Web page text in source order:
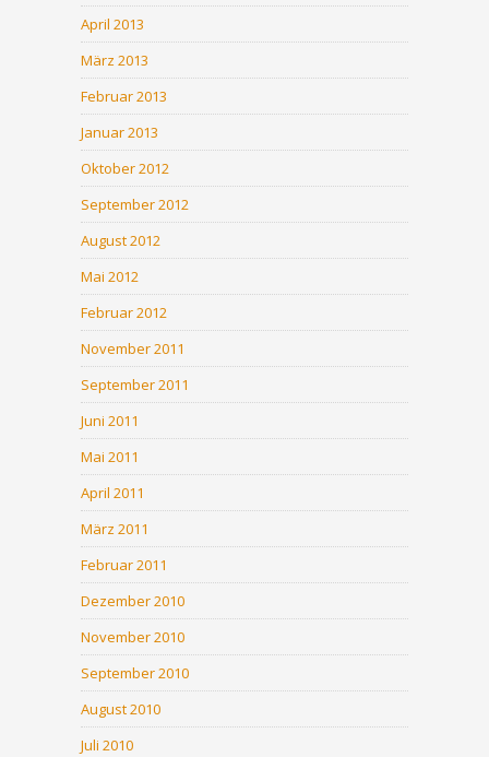
April 2013
März 2013
Februar 2013
Januar 2013
Oktober 2012
September 2012
August 2012
Mai 2012
Februar 2012
November 2011
September 2011
Juni 2011
Mai 2011
April 2011
März 2011
Februar 2011
Dezember 2010
November 2010
September 2010
August 2010
Juli 2010